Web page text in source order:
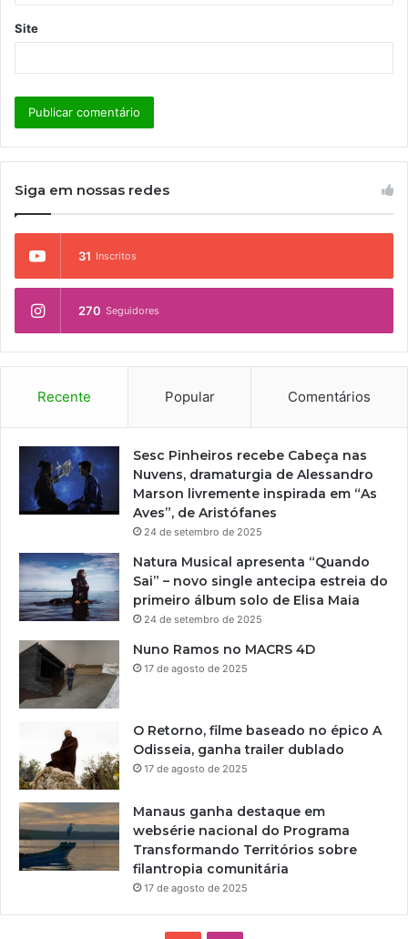
Site
Siga em nossas redes
31 Inscritos
270 Seguidores
Recente Popular Comentários
Sesc Pinheiros recebe Cabeça nas
Nuvens, dramaturgia de Alessandro
Marson livremente inspirada em “As
Aves”, de Aristófanes
24 de setembro de 2025
Natura Musical apresenta “Quando
Sai” – novo single antecipa estreia do
primeiro álbum solo de Elisa Maia
24 de setembro de 2025
Nuno Ramos no MACRS 4D
17 de agosto de 2025
O Retorno, filme baseado no épico A
Odisseia, ganha trailer dublado
17 de agosto de 2025
Manaus ganha destaque em
websérie nacional do Programa
Transformando Territórios sobre
filantropia comunitária
17 de agosto de 2025